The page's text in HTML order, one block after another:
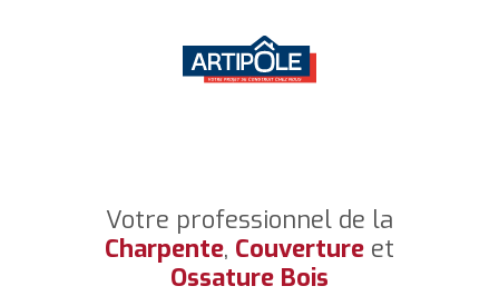
Votre professionnel de la
Charpente, Couverture et
Ossature Bois